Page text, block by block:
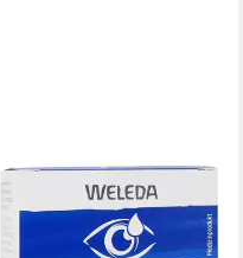
WELEDA AG
Augenpflege-Set
VISIODORON Malva
Augentropfen in